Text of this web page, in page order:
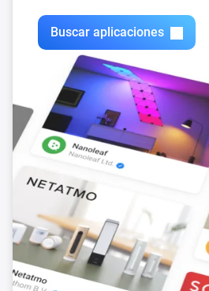
Zones
Apagar
Zones
Encender o apagar
Buscar aplicaciones